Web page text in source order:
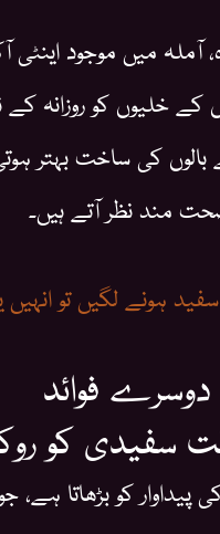
آملہ میں موجود اینٹی
کے خلیوں کو روزانہ
کی ساخت بہتر
مند نظر آتے ہیں۔
ہونے لگیں تو انہیں
فوائد
سفیدی کو
پیداوار کو بڑھاتا ہے،